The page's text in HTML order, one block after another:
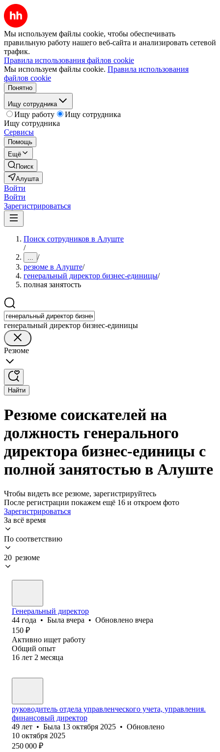
Мы используем файлы cookie, чтобы обеспечивать
правильную работу нашего веб-сайта и анализировать сетевой
трафик.
Правила использования файлов cookie
Мы используем файлы cookie. Правила использования
файлов cookie
Понятно
Ищу сотрудника
Ищу работу
Ищу сотрудника
Ищу сотрудника
Сервисы
Помощь
Ещё
Поиск
Алушта
Войти
Войти
Зарегистрироваться
Поиск сотрудников в Алуште
/
... /
резюме в Алуште/
генеральный директор бизнес-единицы/
полная занятость
генеральный директор бизнес-единицы
Резюме
Найти
Резюме соискателей на
должность генерального
директора бизнес-единицы с
полной занятостью в Алуште
Чтобы видеть все резюме, зарегистрируйтесь
После регистрации покажем ещё 16 и откроем фото
Зарегистрироваться
За всё время
По соответствию
20 резюме
Генеральный директор
44 года • Была вчера • Обновлено вчера
150 ₽
Активно ищет работу
Общий опыт
16 лет 2 месяца
руководитель отдела управленческого учета, управления.
финансовый директор
49 лет • Была 13 октября 2025 • Обновлено
10 октября 2025
250 000 ₽